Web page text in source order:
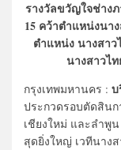
รางวัลขวัญใจช่าง
15 คว้าตำแหน่งนา
ตำแหน่ง นางสาว
นางสาวไ
กรุงเทพมหานคร : บ
ประกวดรอบตัดสินก
เชียงใหม่ และลำพู
สุดยิ่งใหญ่ เวทีนาง